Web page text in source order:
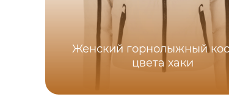
Женский горнолыжный
цвета хаки